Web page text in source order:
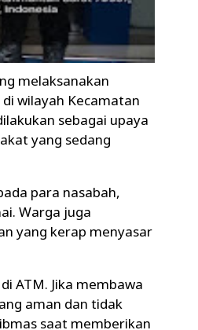
melaksanakan
wilayah Kecamatan
sebagai upaya
yang sedang
para nasabah,
Warga juga
yang kerap menyasar
ATM. Jika membawa
aman dan tidak
saat memberikan